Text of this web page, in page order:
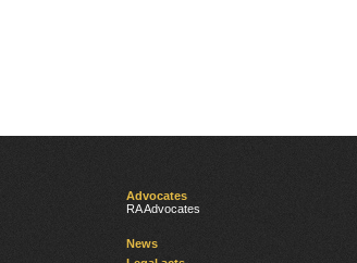
Advocates
RA Advocates
News